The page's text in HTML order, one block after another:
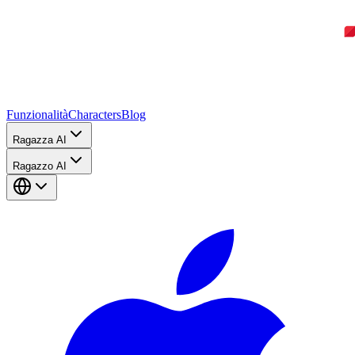
FunzionalitàCharactersBlog
Ragazza AI
Ragazzo AI